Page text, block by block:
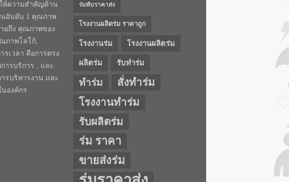
ห้ความสำคัญด้าน
อันดับ 1 คุณภาพ
ยถึง คุณภาพของ
ภาพโลโก้,
เวลา คือการตรง
ารบริการ , และ
รบริหารงาน และ
องค์กร
ร่มพับราคาส่ง
โรงงานผลิตร่ม ราคาถูก
โรงงานร่ม โรงงานผลิตร่ม
ผลิตร่ม รับทำร่ม
ทำร่ม
สั่งทำร่ม
โรงงานทำร่ม
รับผลิตร่ม
ร่ม ราคา
ขายส่งร่ม